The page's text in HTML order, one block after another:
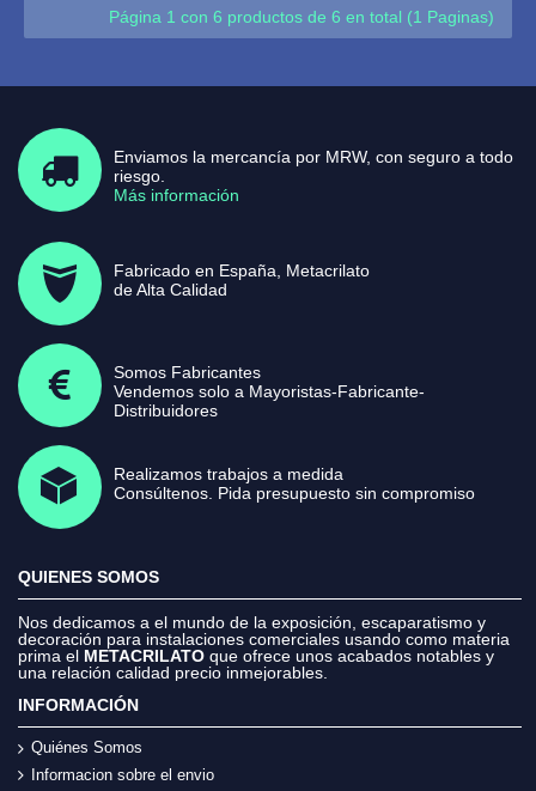
Página 1 con 6 productos de 6 en total (1 Paginas)
Enviamos la mercancía por MRW, con seguro a todo
riesgo.
Más información
Fabricado en España, Metacrilato
de Alta Calidad
Somos Fabricantes
Vendemos solo a Mayoristas-Fabricante-
Distribuidores
Realizamos trabajos a medida
Consúltenos. Pida presupuesto sin compromiso
QUIENES SOMOS
Nos dedicamos a el mundo de la exposición, escaparatismo y
decoración para instalaciones comerciales usando como materia
prima el METACRILATO que ofrece unos acabados notables y
una relación calidad precio inmejorables.
INFORMACIÓN
Quiénes Somos
Informacion sobre el envio